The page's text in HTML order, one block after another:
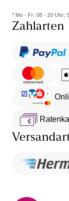
* Mo - Fr: 08 - 20 Uhr;
Zahlarten